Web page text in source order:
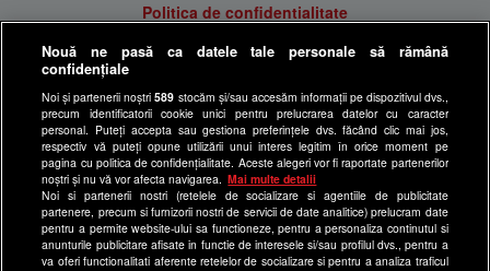
Politica de confidentialitate
Anunturi gratuite pe Lajumate.ro
Program Happy Channel
Echipa editorială
Site-uri Antena Group
a1.ro
antenastars.ro
as.ro
Nouă ne pasă ca datele tale personale să rămână
confidențiale
Noi și partenerii noștri589 stocăm și/sau accesăm informații pe dispozitivul dvs.,
precum identificatorii cookie unici pentru prelucrarea datelor cu caracter
personal. Puteți accepta sau gestiona preferințele dvs. făcând clic mai jos,
respectiv vă puteți opune utilizării unui interes legitim în orice moment pe
pagina cu politica de confidențialitate. Aceste alegeri vor fi raportate partenerilor
noștri și nu vă vor afecta navigarea.
Mai multe detalii
Noi si partenerii nostri (retelele de socializare si agentiile de publicitate
partenere, precum si furnizorii nostri de servicii de date analitice) prelucram date
pentru a permite website-ului sa functioneze, pentru a personaliza continutul si
anunturile publicitare afisate in functie de interesele si/sau profilul dvs., pentru a
va oferi functionalitati aferente retelelor de socializare si pentru a analiza traficul